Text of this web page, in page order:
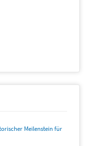
Meilenstein für